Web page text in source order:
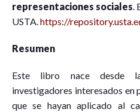
representaciones sociales.
USTA.https://
Resumen
Este libro nace desde
investigadores interesados
que se hayan aplicado al